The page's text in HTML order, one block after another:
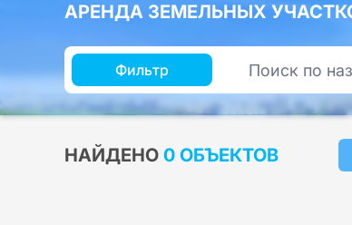
АРЕНДА ЗЕМЕЛЬНЫХ
Фильтр
НАЙДЕНО 0 ОБЪЕКТОВ